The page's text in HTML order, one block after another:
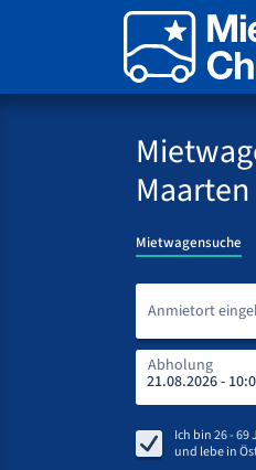
Maarten
Mietwagensuche
Anmietort
Abholung
Ich bin26 - 69
und lebe in